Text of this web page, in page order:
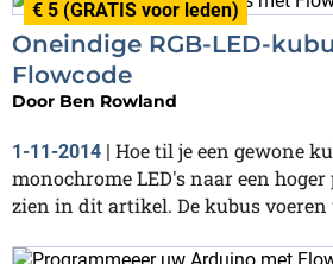
€ 5 (GRATIS voor leden)
Oneindige RGB-LED-
Flowcode
Door Ben Rowland
1-11-2014 | Hoe til je een gewone
monochrome LED's naar een
zien in dit artikel. De kubus voeren